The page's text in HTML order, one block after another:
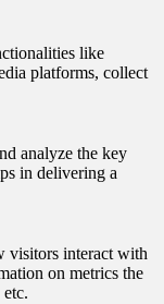
like
platforms, collect
analyze the key
in delivering a
visitors interact with
on metrics the